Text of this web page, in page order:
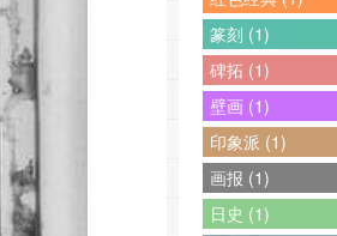
篆刻 (1)
碑拓 (1)
壁画 (1)
印象派 (1)
画报 (1)
日史 (1)